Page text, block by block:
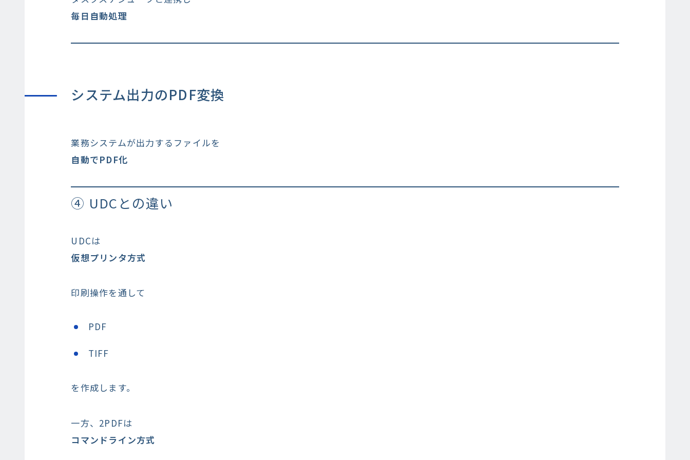
毎日自動処理
システム出力のPDF変換
業務システムが出力するファイルを
自動でPDF化
④ UDCとの違い
UDCは
仮想プリンタ方式
印刷操作を通して
PDF
TIFF
を作成します。
一方、2PDFは
コマンドライン方式